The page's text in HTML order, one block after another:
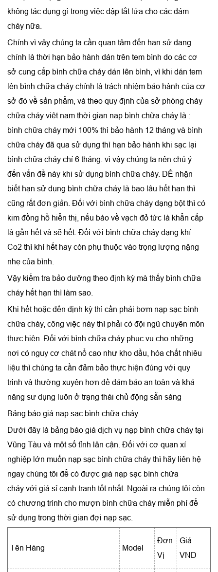
không tác dụng gì trong việc dập tắt lửa cho các đám
cháy nữa.
Chính vì vậy chúng ta cần quan tâm đến hạn sử dạng
chính là thời hạn bảo hành dán trên tem bình do các cơ
sở cung cấp bình chữa cháy dán lên bình, vì khi dán tem
lên bình chữa cháy chính là trách nhiệm bảo hành của cơ
sở đó về sản phẩm, và theo quy định của sở phòng cháy
chữa cháy việt nam thời gian nạp bình chữa cháy là :
bình chữa cháy mới 100% thì bảo hành 12 tháng và bình
chữa cháy đã qua sử dụng thì hạn bảo hành khi sạc lại
bình chữa cháy chỉ 6 tháng. vì vậy chúng ta nên chú ý
đến vấn đề này khi sử dụng bình chữa cháy. ĐỂ nhận
biết hạn sử dụng bình chữa cháy là bao lâu hết hạn thì
cũng rất đơn giản. Đối với bình chữa cháy dạng bột thì có
kim đồng hồ hiển thị, nếu báo về vạch đỏ tức là khẩn cấp
là gần hết và sẽ hết. Đối với bình chữa cháy dạng khí
Co2 thì khí hết hay còn phụ thuộc vào trọng lượng nặng
nhẹ của bình.
Vậy kiểm tra bảo dưỡng theo định kỳ mà thấy bình chữa
cháy hết hạn thì làm sao.
Khi hết hoặc đến định kỳ thì cần phải bơm nạp sạc bình
chữa cháy, công việc này thì phải có đội ngũ chuyên môn
thực hiện. Đối với bình chữa cháy phục vụ cho những
nơi có nguy cơ chát nổ cao như kho dầu, hóa chất nhiêu
liệu thì chúng ta cần đảm bảo thực hiện đúng với quy
trinh và thường xuyên hơn để đảm bảo an toàn và khả
năng sư dụng luôn ở trạng thái chủ động sẵn sàng
Bảng báo giá nạp sạc bình chữa cháy
Dưới đây là bảng báo giá dịch vụ nạp bình chữa cháy tại
Vũng Tàu và một số tỉnh lân cận. Đối với cơ quan xí
nghiệp lớn muốn nạp sạc bình chữa cháy thì hãy liên hệ
ngay chúng tôi để có được giá nạp sạc bình chữa
cháy với giá sỉ cạnh tranh tốt nhất. Ngoài ra chúng tôi còn
có chương trình cho mượn bình chữa cháy miễn phí để
sử dụng trong thời gian đợi nạp sạc.
Tên Hàng Model
Đơn
Vị
Giá
VND